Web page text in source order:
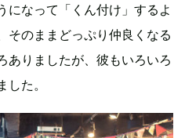
になって「くん付け」するよ
そのままどっぷり仲良くなる
ありましたが、彼もいろいろ
した。